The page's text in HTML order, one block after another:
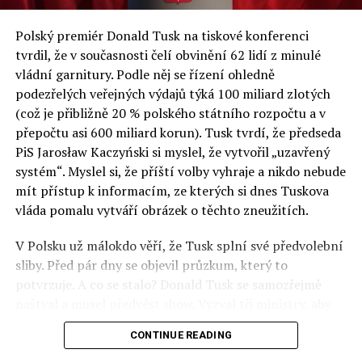
a východní Evropě.
Otázky spojené s vývojem umělé inteligence budou na
fóru AI zvláště diskutovanou oblastí. Fórum AI bude
zahrnovat vyhrazenou tematickou trať skládající se z
panelů, prezentací, workshopů a speciálních akcí.
Budou diskutovány klíčové otázky vlivu umělé
inteligence ve společnosti, ale i v sektoru veřejných a
komerčních služeb. Budou se diskutovat problémy a
výzvy, kterým bude muset trh čelit tváří v tvář zásadním
technologickým změnám. Účastníci fóra také zváží, do
technologií umělé inteligence v mnoha oblastech života
umožní Evropské unii obnovit konkurenceschopnost ve
vztahu ke globálním ekonomikám a nutnosti zajistit
Polský premiér Donald Tusk na tiskové konferenci
tvrdil, že v současnosti čelí obvinění 62 lidí z minulé
vládní garnitury. Podle něj se řízení ohledně
podezřelých veřejných výdajů týká 100 miliard zlotých
(což je přibližně 20 % polského státního rozpočtu a v
přepočtu asi 600 miliard korun). Tusk tvrdí, že předseda
PiS Jarosław Kaczyński si myslel, že vytvořil „uzavřený
systém“. Myslel si, že příští volby vyhraje a nikdo nebude
mít přístup k informacím, ze kterých si dnes Tuskova
vláda pomalu vytváří obrázek o těchto zneužitích.
V Polsku už málokdo věří, že Tusk splní své předvolební
sliby. Před pár dny se objevil průzkum, který to
potvrzuje. A co se stalo? Donald Tusk se samozřejmě
před kamerami podepsali dohodu o stíhání členů PiS, a
ti poslušně ono divadlo předvedli. Andrzej Domański
CONTINUE READING